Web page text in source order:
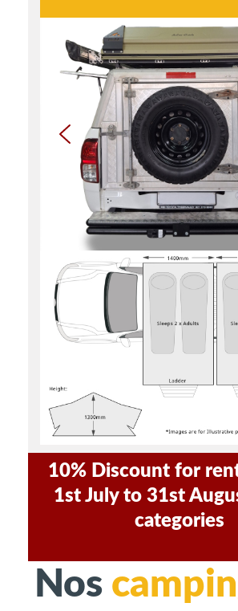
10% Discount for
1st July to 31st
categories
Nos